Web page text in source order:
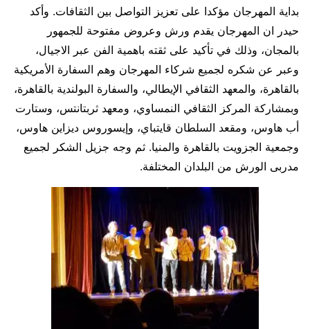
بداية المهرجان مؤكدا على تعزيز التواصل بين الثقافات. وأكد
حيدر ان المهرجان يقدم ورش وعروض مفتوحة للجمهور
بالمجان، وذلك في تأكيد على ثقته باهمية الفن عبر الاجيال،
وعبر عن شكره لجميع شركاء المهرجان وهم السفارة الأمريكية
بالقاهرة، والمعهد الثقافي الإيطالي، والسفارة البولندية بالقاهرة،
وبمشاركة المركز الثقافي النمساوي، ومعهد ثربتانتس، وستارت
أب هاوس، ومقعد السلطان قايتباي، وإيسوروس ديزاين هاوس،
وجمعية الجزويت بالقاهرة والمنيا. ثم وجه جزيل الشكر لجميع
مدربى الورش من البلدان المختلفة.